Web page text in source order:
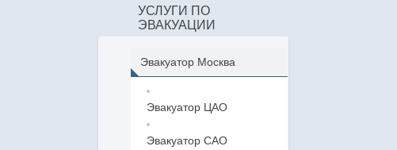
УСЛУГИ ПО
ЭВАКУАЦИИ
Эвакуатор Москва
Эвакуатор ЦАО
Эвакуатор САО